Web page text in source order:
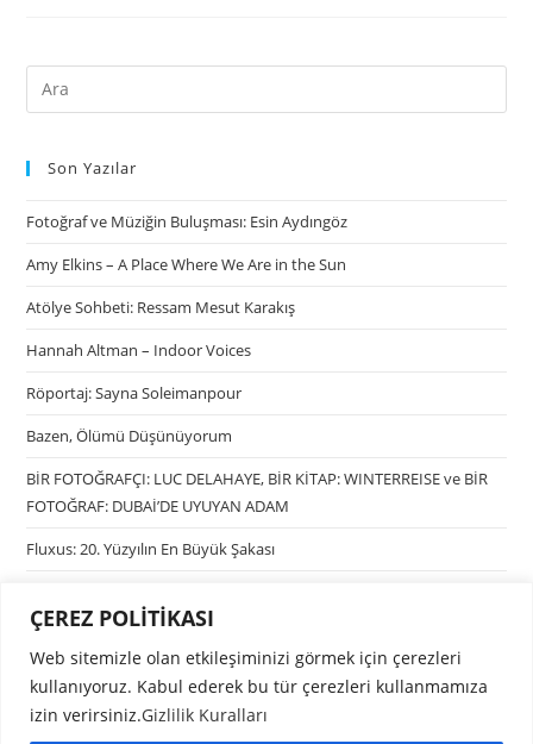
ÇEREZ POLİTİKASI
Web sitemizle olan etkileşiminizi görmek için çerezleri
kullanıyoruz. Kabul ederek bu tür çerezleri kullanmamıza
izin verirsiniz.Gizlilik Kuralları
Son Yazılar
Fotoğraf ve Müziğin Buluşması: Esin Aydıngöz
Amy Elkins – A Place Where We Are in the Sun
Atölye Sohbeti: Ressam Mesut Karakış
Hannah Altman – Indoor Voices
Röportaj: Sayna Soleimanpour
Bazen, Ölümü Düşünüyorum
BİR FOTOĞRAFÇI: LUC DELAHAYE, BİR KİTAP: WINTERREISE ve BİR
FOTOĞRAF: DUBAİ’DE UYUYAN ADAM
Fluxus: 20. Yüzyılın En Büyük Şakası
Kategoriler
Kategori seçin